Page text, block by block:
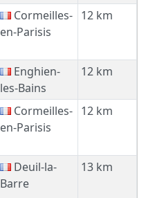
Cormeilles-
en-Parisis
12 km
Enghien-
les-Bains
12 km
Cormeilles-
en-Parisis
12 km
Deuil-la-
Barre
13 km